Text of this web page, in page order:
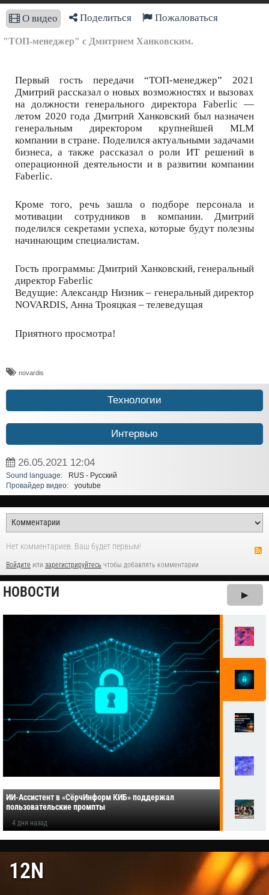
О видео Поделиться Пожаловаться
"ТОП-менеджер" с Дмитрием Ханковским.
Первый гость передачи “ТОП-менеджер” 2021
Дмитрий рассказал о новых возможностях и вызовах
на должности генерального директора Faberlic —
летом 2020 года Дмитрий Ханковский был назначен
генеральным директором крупнейшей MLM
компании в стране. Поделился актуальными задачами
бизнеса, а также рассказал о роли ИТ решений в
операционной деятельности и в развитии компании
Faberlic.
Кроме того, речь зашла о подборе персонала и
мотивации сотрудников в компании. Дмитрий
поделился секретами успеха, которые будут полезны
начинающим специалистам.
Гость программы: Дмитрий Ханковский, генеральный
директор Faberlic
Ведущие: Александр Низник – генеральный директор
NOVARDIS, Анна Трояцкая – телеведущая
Приятного просмотра!
novardis
Технологии
Интервью
26.05.2021 12:04
Sound language:
RUS - Русский
Провайдер видео:
youtube
Нет комментариев. Ваш будет первым!
Войдите или зарегистрируйтесь чтобы добавлять комментарии
НОВОСТИ ▶
ИИ-Ассистент в «СёрчИнформ КИБ» поддержал
пользовательские промпты
4 дня назад
12N